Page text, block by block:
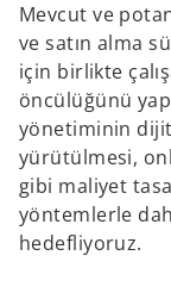
Mevcut ve
ve satın alma
için birlikte
öncülüğünü
yönetiminin
yürütülmesi,
gibi maliyet
yöntemlerle
hedefliyoruz.